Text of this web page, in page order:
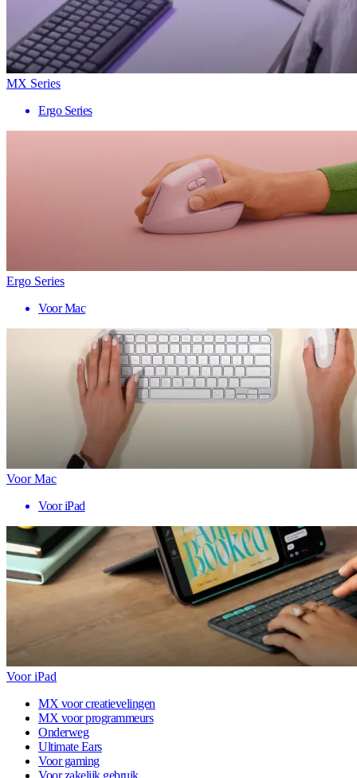
MX Series
Ergo Series
Ergo Series
Voor Mac
Voor Mac
Voor iPad
Voor iPad
MX voor creatievelingen
MX voor programmeurs
Onderweg
Ultimate Ears
Voor gaming
Voor zakelijk gebruik